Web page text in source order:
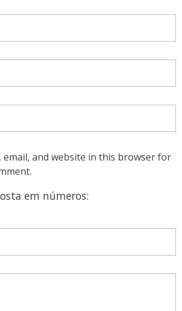
email, and website in this browser for
em números: